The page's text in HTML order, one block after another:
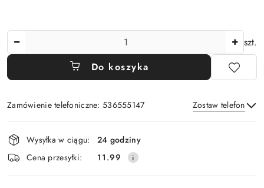
szt.
Do koszyka
Zamówienie telefoniczne: 536555147 Zostaw telefon
Wyślij
Dostępność
i
dostawa
Wysyłka w ciągu:
24 godziny
Cena przesyłki:
11.99